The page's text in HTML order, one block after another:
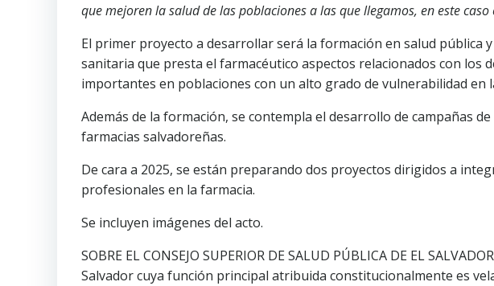
que mejoren la salud de las poblaciones a las que llegamos, en este caso
El primer proyecto a desarrollar será la formación en salud pública
sanitaria que presta el farmacéutico aspectos relacionados con los
importantes en poblaciones con un alto grado de vulnerabilidad en
Además de la formación, se contempla el desarrollo de campañas
farmacias salvadoreñas.
De cara a 2025, se están preparando dos proyectos dirigidos a
profesionales en la farmacia.
Se incluyen imágenes del acto.
SOBRE EL CONSEJO SUPERIOR DE SALUD PÚBLICA DE EL
Salvador cuya función principal atribuida constitucionalmente es